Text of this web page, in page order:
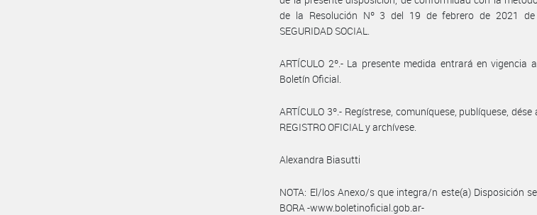
de la Resolución Nº 3 del 19 de febrero de 2021 de
SEGURIDAD SOCIAL.
ARTÍCULO 2º.- La presente medida entrará en
Boletín Oficial.
ARTÍCULO 3º.- Regístrese, comuníquese, publíquese, dése
REGISTRO OFICIAL y archívese.
Alexandra Biasutti
NOTA: El/los Anexo/s que integra/n este(a) Disposición
BORA -www.boletinoficial.gob.ar-